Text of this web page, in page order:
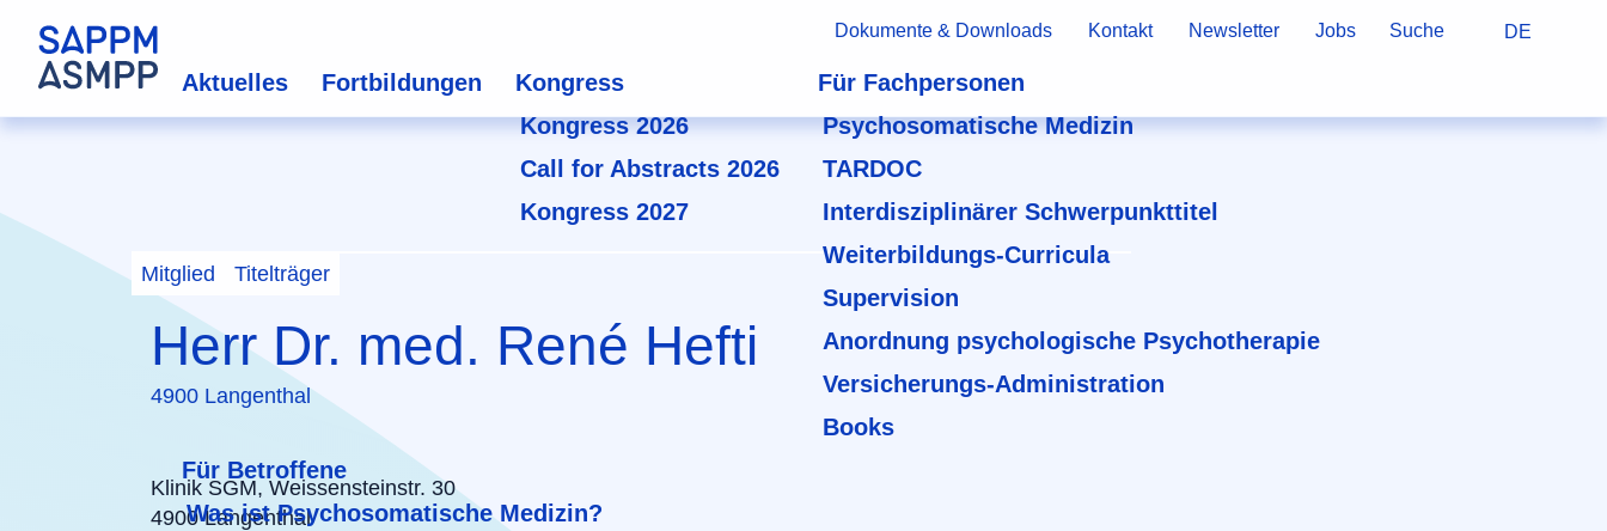
Dokumente & Downloads Kontakt Newsletter Jobs Suche DE
Aktuelles Fortbildungen
Kongress
Kongress 2026
Call for Abstracts 2026
Kongress 2027
Für Fachpersonen
Psychosomatische Medizin
TARDOC
Interdisziplinärer Schwerpunkttitel
Weiterbildungs-Curricula
Supervision
Anordnung psychologische Psychotherapie
Versicherungs-Administration
Books
Für Betroffene
Was ist Psychosomatische Medizin?
Mitglied Titelträger
Herr Dr. med. René Hefti
4900 Langenthal
Klinik SGM, Weissensteinstr. 30
4900 Langenthal